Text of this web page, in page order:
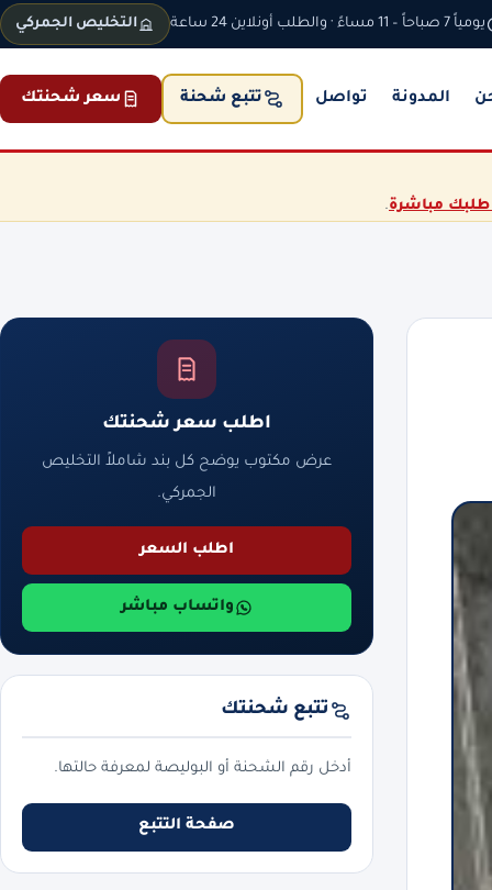
يومياً 7 صباحاً – 11 مساءً · والطلب أونلاين 24 ساعة التخليص الجمركي
المدونة تواصل تتبع شحنة سعر شحنتك
مباشرة.
اطلب سعر شحنتك
عرض مكتوب يوضح كل بند شاملاً التخليص
الجمركي.
اطلب السعر
واتساب مباشر
تتبع شحنتك
أدخل رقم الشحنة أو البوليصة لمعرفة حالتها.
صفحة التتبع